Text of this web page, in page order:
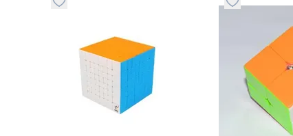
u kategoriju omiljeno
Dugme za dodavanje stvari u kategorijuDugme za